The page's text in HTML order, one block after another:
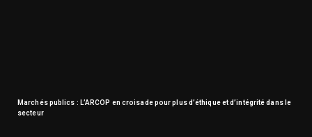
Marchés publics : L’ARCOP en croisade pour plus d’éthique et d’intégrité dans le
secteur